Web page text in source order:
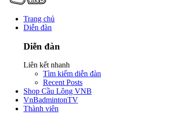
Trang chủ
Diễn đàn
Diễn đàn
Liên kết nhanh
Tìm kiếm diễn đàn
Recent Posts
Shop Cầu Lông VNB
VnBadmintonTV
Thành viên